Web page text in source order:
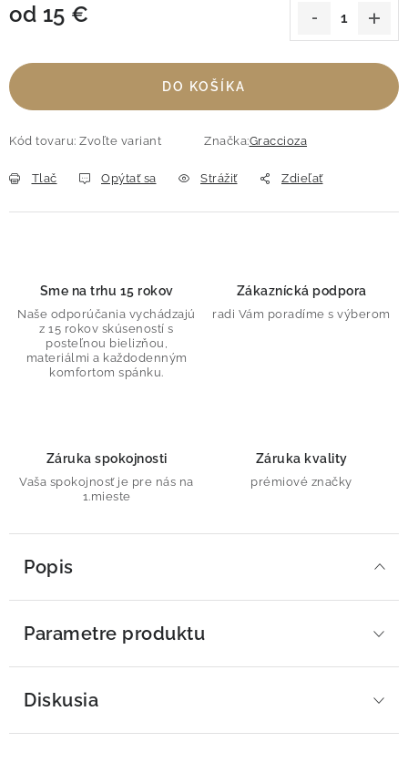
od 15 €
DO KOŠÍKA
Kód tovaru: Zvoľte variant Značka:Graccioza
Tlač Opýtať sa Strážiť Zdieľať
Sme na trhu 15 rokov
Naše odporúčania vychádzajú
z 15 rokov skúseností s
posteľnou bielizňou,
materiálmi a každodenným
komfortom spánku.
Zákaznícká podpora
radi Vám poradíme s výberom
Záruka spokojnosti
Vaša spokojnosť je pre nás na
1.mieste
Záruka kvality
prémiové značky
Popis
Parametre produktu
Diskusia